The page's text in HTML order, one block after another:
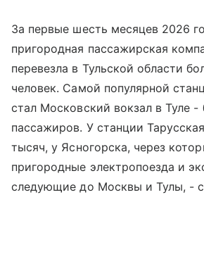
За первые шесть месяцев 2026
пригородная пассажирская
перевезла в Тульской области
человек. Самой популярной
стал Московский вокзал в Туле -
пассажиров. У станции
тысяч, у Ясногорска, через
пригородные электропоезда и
следующие до Москвы и Тулы, -